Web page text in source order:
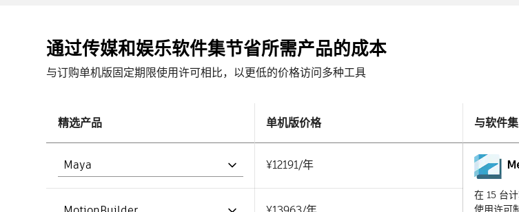
通过传媒和娱乐软件集节省所需产品的成本
与订购单机版固定期限使用许可相比，以更低的价格访问多种工具
精选产品 单机版价格 与软件
Maya ¥12191/年
在 15 台
使用许可